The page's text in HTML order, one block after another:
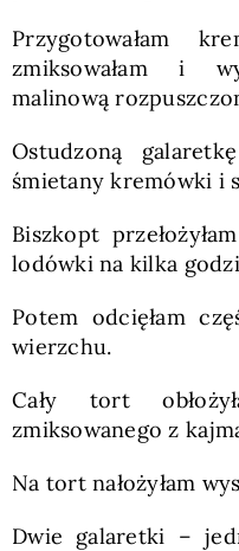
Przygotowałam
zmiksowałam i
malinową
Ostudzoną
śmietany kremówki i
Biszkopt
lodówki na kilka
Potem odcięłam
wierzchu.
Cały tort
zmiksowanego z
Na tort nałożyłam
Dwie galaretki –